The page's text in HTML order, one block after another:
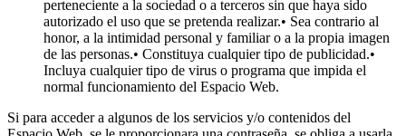
perteneciente a la sociedad o a terceros sin que haya sido
autorizado el uso que se pretenda realizar.• Sea contrario al
honor, a la intimidad personal y familiar o a la propia imagen
de las personas.• Constituya cualquier tipo de publicidad.•
Incluya cualquier tipo de virus o programa que impida el
normal funcionamiento del Espacio Web.
Si para acceder a algunos de los servicios y/o contenidos del